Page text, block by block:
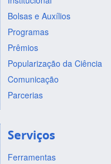
Bolsas e Auxílios
Programas
Prêmios
Popularização da Ciência
Comunicação
Parcerias
Serviços
Ferramentas